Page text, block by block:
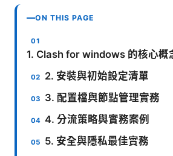
ON THIS PAGE
1. Clash for windows 的核心概
2. 安裝與初始設定清單
3. 配置檔與節點管理實務
4. 分流策略與實務案例
5. 安全與隱私最佳實務